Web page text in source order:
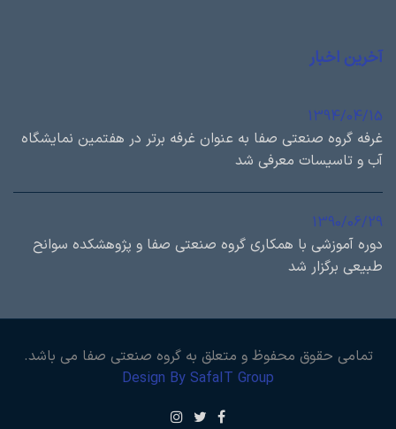
آخرین اخبار
1394/04/15
غرفه گروه صنعتی صفا به عنوان غرفه برتر در هفتمین نمایشگاه
آب و تاسیسات معرفی شد
1390/06/29
دوره آموزشی با همكاري گروه صنعتی صفا و پژوهشكده سوانح
طبيعی برگزار شد
تمامی حقوق محفوظ و متعلق به گروه صنعتی صفا می باشد.
Design By SafaIT Group